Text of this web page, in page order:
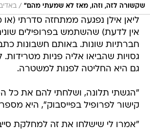
שקשורה לזה, וזהו, מאז לא שמעתי מהם" /
ליאן אילן נפגעה ממתחזה סדרתי
אין לדעת) שהשתמש בפרופילים
חברתיות שונות. באותם חשבונות
גסויות שהביאו אליה פניות
גם היא החליטה לפנות למשטרה.
"הגשתי תלונה, ושלחתי להם את כל
קישור לפרופיל בפייסבוק", היא
"אמרו לי שישלחו את זה למחלקת